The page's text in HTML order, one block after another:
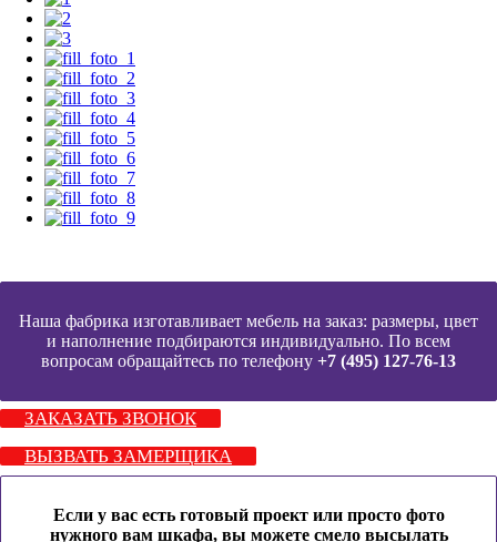
Наша фабрика изготавливает мебель на заказ: размеры, цвет
и наполнение подбираются индивидуально. По всем
вопросам обращайтесь по телефону +7 (495) 127-76-13
ЗАКАЗАТЬ ЗВОНОК
ВЫЗВАТЬ ЗАМЕРЩИКА
Если у вас есть готовый проект или просто фото
нужного вам шкафа, вы можете смело высылать